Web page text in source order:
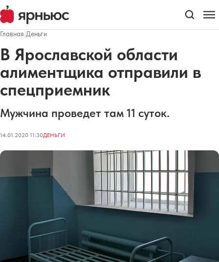
Главная/Деньги
В Ярославской области
алиментщика отправили в
спецприемник
Мужчина проведет там 11 суток.
14.01.2020 11:30ДЕНЬГИ